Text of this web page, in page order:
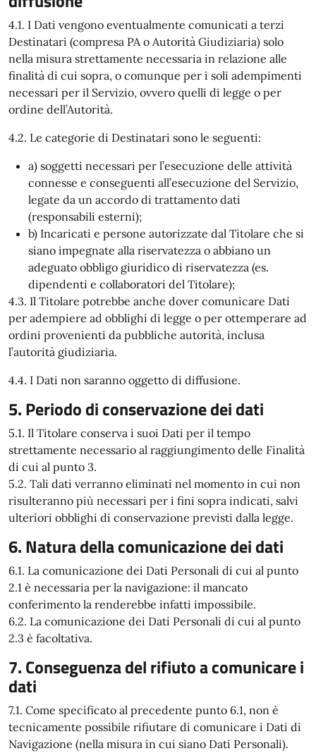
4.1. I Dati vengono eventualmente comunicati a terzi
Destinatari (compresa PA o Autorità Giudiziaria) solo
nella misura strettamente necessaria in relazione alle
finalità di cui sopra, o comunque per i soli adempimenti
necessari per il Servizio, ovvero quelli di legge o per
ordine dell’Autorità.
4.2. Le categorie di Destinatari sono le seguenti:
a) soggetti necessari per l’esecuzione delle attività
connesse e conseguenti all’esecuzione del Servizio,
legate da un accordo di trattamento dati
(responsabili esterni);
b) Incaricati e persone autorizzate dal Titolare che si
siano impegnate alla riservatezza o abbiano un
adeguato obbligo giuridico di riservatezza (es.
dipendenti e collaboratori del Titolare);
4.3. Il Titolare potrebbe anche dover comunicare Dati
per adempiere ad obblighi di legge o per ottemperare ad
ordini provenienti da pubbliche autorità, inclusa
l’autorità giudiziaria.
4.4. I Dati non saranno oggetto di diffusione.
5. Periodo di conservazione dei dati
5.1. Il Titolare conserva i suoi Dati per il tempo
strettamente necessario al raggiungimento delle Finalità
di cui al punto 3.
5.2. Tali dati verranno eliminati nel momento in cui non
risulteranno più necessari per i fini sopra indicati, salvi
ulteriori obblighi di conservazione previsti dalla legge.
6. Natura della comunicazione dei dati
6.1. La comunicazione dei Dati Personali di cui al punto
2.1 è necessaria per la navigazione: il mancato
conferimento la renderebbe infatti impossibile.
6.2. La comunicazione dei Dati Personali di cui al punto
2.3 è facoltativa.
7. Conseguenza del rifiuto a comunicare i
dati
7.1. Come specificato al precedente punto 6.1, non è
tecnicamente possibile rifiutare di comunicare i Dati di
Navigazione (nella misura in cui siano Dati Personali).